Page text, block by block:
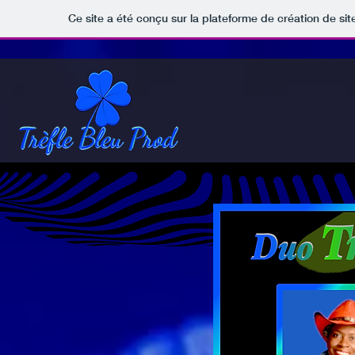
Ce site a été conçu sur la plateforme de création de